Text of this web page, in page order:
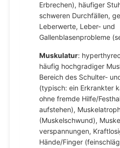
Erbrechen), häufiger
schweren Durchfällen,
Leberwerte, Leber- und
Gallenblasenprobleme
Muskulatur:
häufig hochgradiger
Bereich des Schulter-
(typisch: ein Erkrankter
ohne fremde Hilfe/
aufstehen),
(Muskelschwund),
verspannungen,
Hände/Finger